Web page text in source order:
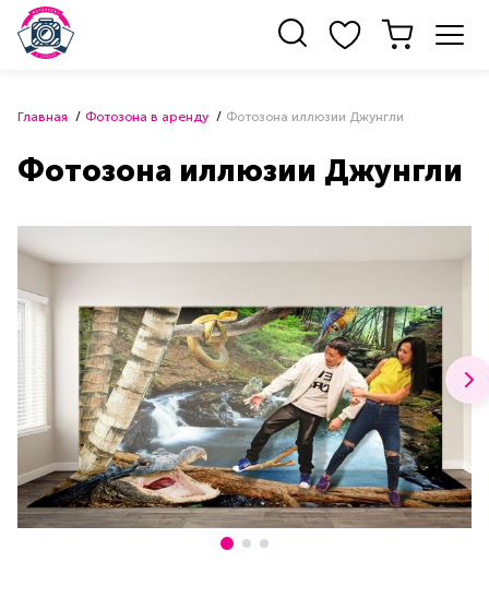
Главная Фотозона в аренду Фотозона иллюзии Джунгли
Фотозона иллюзии Джунгли